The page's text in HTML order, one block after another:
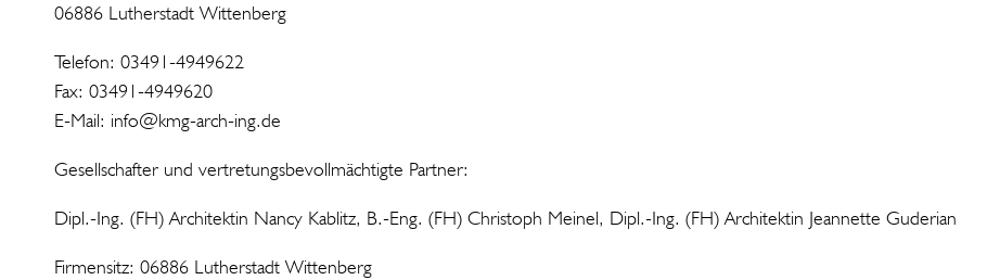
06886 Lutherstadt Wittenberg
Telefon: 03491-4949622
Fax: 03491-4949620
E-Mail: info@kmg-arch-ing.de
Gesellschafter und vertretungsbevollmächtigte Partner:
Dipl.-Ing. (FH) Architektin Nancy Kablitz, B.-Eng. (FH) Christoph Meinel, Dipl.-Ing. (FH) Architektin Jeannette Guderian
Firmensitz: 06886 Lutherstadt Wittenberg